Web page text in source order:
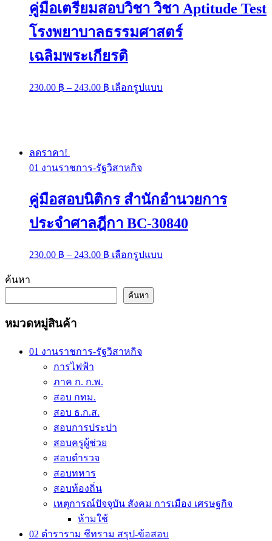
คู่มือเตรียมสอบวิชา วิชา Aptitude Test
โรงพยาบาลธรรมศาสตร์
เฉลิมพระเกียรติ
230.00 ฿ – 243.00 ฿ Price
range:
เลือกรูปแบบ
product
on
the
page
ลดราคา!
01 งานราชการ-รัฐวิสาหกิจ
คู่มือสอบนิติกร สำนักอำนวยการ
ประจำศาลฎีกา BC-30840
230.00 ฿ – 243.00 ฿ Price
range:
through
243.00 ฿
เลือกรูปแบบ
product
ค้นหา
ค้นหา
หมวดหมู่สินค้า
01 งานราชการ-รัฐวิสาหกิจ
การไฟฟ้า
ภาค ก. ก.พ.
สอบ กทม.
สอบ ธ.ก.ส.
สอบการประปา
สอบครูผู้ช่วย
สอบตำรวจ
สอบทหาร
สอบท้องถิ่น
เหตุการณ์ปัจจุบัน สังคม การเมือง เศรษฐกิจ
ห้ามใช้
02 ตำราราม ชีทราม สรุป-ข้อสอบ